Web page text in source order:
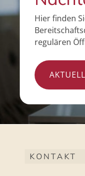
Hier finden
regulären
KONTAKT